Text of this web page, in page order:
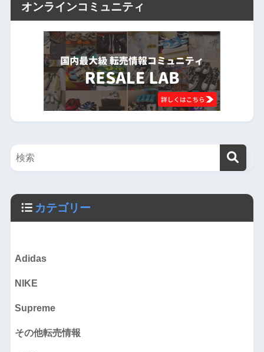
オンラインコミュニティ
カテゴリー
Adidas
NIKE
Supreme
その他転売情報